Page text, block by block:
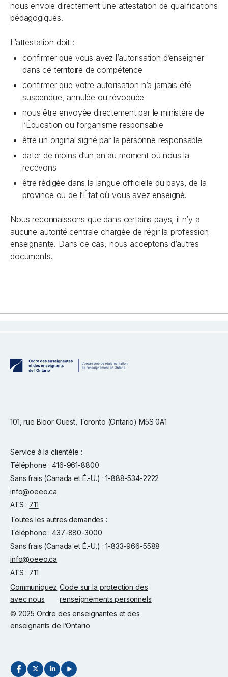
nous envoie directement une attestation de qualifications
pédagogiques.
L’attestation doit :
confirmer que vous avez l’autorisation d’enseigner
dans ce territoire de compétence
confirmer que votre autorisation n’a jamais été
suspendue, annulée ou révoquée
nous être envoyée directement par le ministère de
l’Éducation ou l’organisme responsable
être un original signé par la personne responsable
dater de moins d’un an au moment où nous la
recevons
être rédigée dans la langue officielle du pays, de la
province ou de l’État où vous avez enseigné.
Nous reconnaissons que dans certains pays, il n’y a
aucune autorité centrale chargée de régir la profession
enseignante. Dans ce cas, nous acceptons d’autres
documents.
101, rue Bloor Ouest, Toronto (Ontario) M5S 0A1
Service à la clientèle :
Téléphone : 416-961-8800
Sans frais (Canada et É.-U.) : 1-888-534-2222
info@oeeo.ca
ATS : 711
Toutes les autres demandes :
Téléphone : 437-880-3000
Sans frais (Canada et É.-U.) : 1-833-966-5588
info@oeeo.ca
ATS : 711
Communiquez
avec nous
Code sur la protection des
renseignements personnels
© 2025 Ordre des enseignantes et des
enseignants de l’Ontario